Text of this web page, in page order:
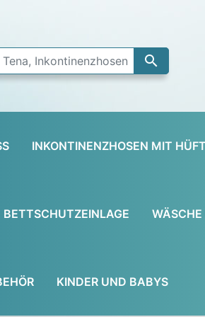

INKONTINENZHOSEN MIT
BETTSCHUTZEINLAGE WÄSCHE
KINDER UND BABYS